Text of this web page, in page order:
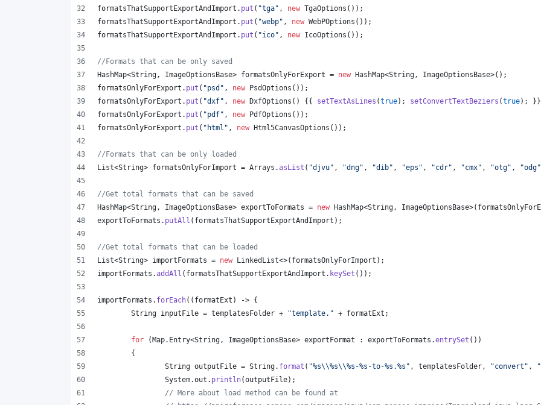
formatsThatSupportExportAndImport . put ( "tga" , new TgaOptions ());
formatsThatSupportExportAndImport . put ( "webp" , new WebPOptions ());
formatsThatSupportExportAndImport . put ( "ico" , new IcoOptions ());
//Formats that can be only saved
HashMap<String, ImageOptionsBase> formatsOnlyForExport = new HashMap<String, ImageOptionsBase>();
formatsOnlyForExport . put ( "psd" , new PsdOptions ());
formatsOnlyForExport . put ( "dxf" , new DxfOptions () {{ setTextAsLines (true); setConvertTextBeziers (true);
formatsOnlyForExport . put ( "pdf" , new PdfOptions ());
formatsOnlyForExport . put ( "html" , new Html5CanvasOptions ());
//Formats that can be only loaded
List<String> formatsOnlyForImport = Arrays .asList ( "djvu" , "dng" , "dib" , "eps" , "cdr" , "cmx" , "otg" , "odg"
//Get total formats that can be saved
HashMap<String, ImageOptionsBase> exportToFormats = new HashMap<String, ImageOptionsBase>(
exportToFormats . putAll ( formatsThatSupportExportAndImport );
//Get total formats that can be loaded
List<String> importFormats = new LinkedList<>( formatsOnlyForImport );
importFormats .addAll ( formatsThatSupportExportAndImport . keySet ());
importFormats . forEach(( formatExt ) -> {
String inputFile = templatesFolder + "template." + formatExt ;
for ( Map. Entry<String, ImageOptionsBase> exportFormat : exportToFormats .entrySet ())
	{
String outputFile = String. format ( "%s\\%s\\%s-%s-to-%s.%s" , templatesFolder, "convert" ,
System.out . println(outputFile);
// More about load method can be found at